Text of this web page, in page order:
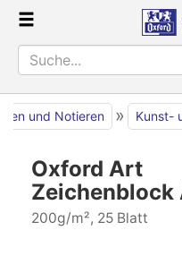
und Notieren » Kunst-
Oxford Art
Zeichenblock
200g/m², 25 Blatt